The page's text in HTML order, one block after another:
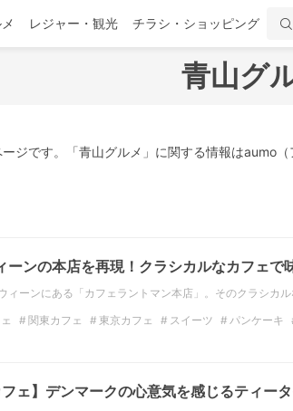
レジャー・観光 チラシ・ショッピング
青山グ
ジです。「青山グルメ」に関する情報はaumo（
ーンの本店を再現！クラシカルなカフェで
ィーンにある「カフェラントマン本店」。そのクラシカ
関東カフェ 東京カフェ スイーツ パンケーキ
フェ】デンマークの心意気を感じるティー